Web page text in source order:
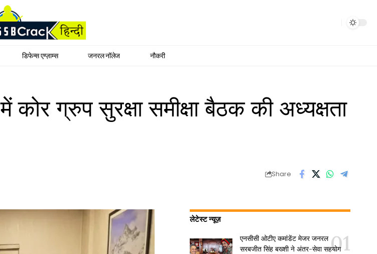
डिफेन्स एग्ज़ाम्स जनरल नॉलेज नौकरी
ग्रुप सुरक्षा समीक्षा बैठक की अध्यक्षता
Share
लेटेस्ट न्यूज़
एनसीसी ओटीए कमांडेंट मेजर जनरल
सरबजीत सिंह बख्शी ने अंतर-सेवा सहयोग